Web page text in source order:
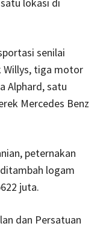
senilai
Willys, tiga motor
Alphard, satu
Mercedes Benz
peternakan
logam
juta.
dan Persatuan